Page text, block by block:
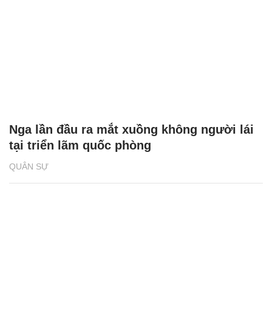
QUÂN SỰ
Nga lần đầu ra mắt xuồng không người lái
tại triển lãm quốc phòng